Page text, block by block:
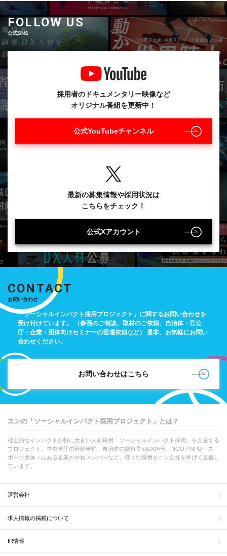
FOLLOW US
公式SNS
採用者のドキュメンタリー映像など
オリジナル番組を更新中！
公式YouTubeチャンネル
最新の募集情報や採用状況は
こちらをチェック！
公式Xアカウント
CONTACT
お問い合わせ
「ソーシャルインパクト採用プロジェクト」に関するお問い合わせを
受け付けています。
（参画のご相談、取材のご依頼、自治体・官公
庁・企業・団体向けセミナーの登壇依頼など）
是非、お気軽にお問い
合わせください。
お問い合わせはこちら
エンの「ソーシャルインパクト採用プロジェクト」とは？
社会的なインパクトが特に大きい人材採用「ソーシャルインパクト採用」を支援する
プロジェクト。中央省庁の幹部候補、自治体の副市長やDX担当、NGO／NPO・ス
ポーツ団体・志ある企業の中核メンバーなど、様々な採用をエン全社を挙げて支援し
ています。
運営会社
求人情報の掲載について
IR情報